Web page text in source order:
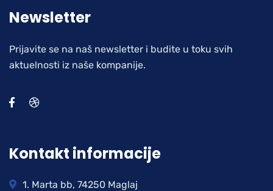
Newsletter
Prijavite se na naš newsletter i budite u toku svih
aktuelnosti iz naše kompanije.
Kontakt informacije
1. Marta bb, 74250 Maglaj